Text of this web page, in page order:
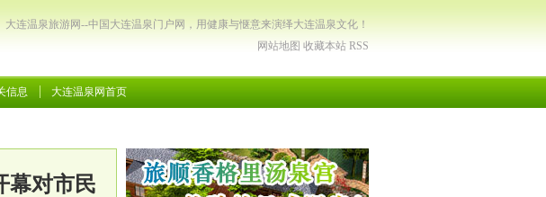
大连温泉旅游网--中国大连温泉门户网，用健康与惬意来演绎大连温泉文化！
网站地图 收藏本站 RSS
信息 大连温泉网首页
幕对市民